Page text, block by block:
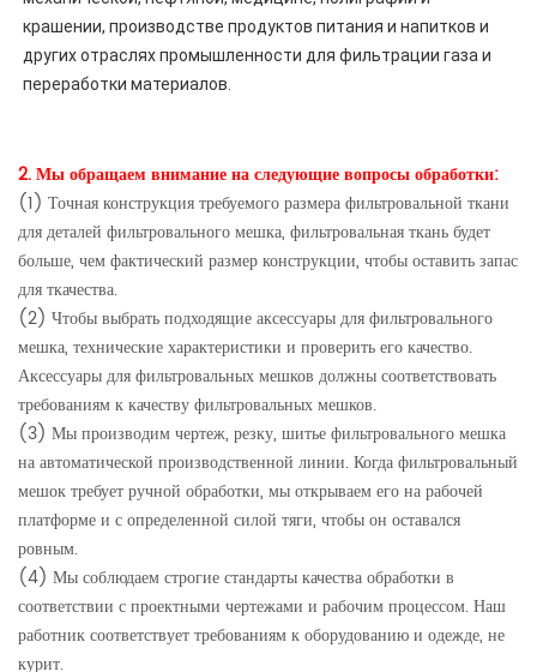
крашении, производстве продуктов питания и напитков и
других отраслях промышленности для фильтрации газа и
переработки материалов.
2. Мы обращаем внимание на следующие вопросы обработки:
(1) Точная конструкция требуемого размера фильтровальной ткани
для деталей фильтровального мешка, фильтровальная ткань будет
больше, чем фактический размер конструкции, чтобы оставить запас
для ткачества.
(2) Чтобы выбрать подходящие аксессуары для фильтровального
мешка, технические характеристики и проверить его качество.
Аксессуары для фильтровальных мешков должны соответствовать
требованиям к качеству фильтровальных мешков.
(3) Мы производим чертеж, резку, шитье фильтровального мешка
на автоматической производственной линии. Когда фильтровальный
мешок требует ручной обработки, мы открываем его на рабочей
платформе и с определенной силой тяги, чтобы он оставался
ровным.
(4) Мы соблюдаем строгие стандарты качества обработки в
соответствии с проектными чертежами и рабочим процессом. Наш
работник соответствует требованиям к оборудованию и одежде, не
курит.